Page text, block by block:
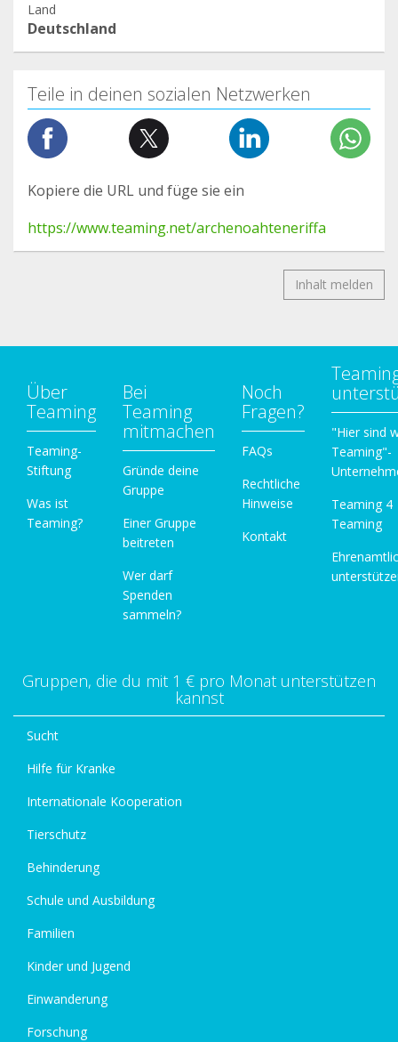
Land
Deutschland
Teile in deinen sozialen Netzwerken
Kopiere die URL und füge sie ein
https://www.teaming.net/archenoahteneriffa
Inhalt melden
Über
Teaming
Teaming-
Stiftung
Was ist
Teaming?
Bei
Teaming
mitmachen
Gründe deine
Gruppe
Einer Gruppe
beitreten
Wer darf
Spenden
sammeln?
Noch
Fragen?
FAQs
Rechtliche
Hinweise
Kontakt
"Hier sind
Teaming"-
Teaming 4
Teaming
Gruppen, die du mit 1 € pro Monat unterstützen
kannst
Sucht
Hilfe für Kranke
Internationale Kooperation
Tierschutz
Behinderung
Schule und Ausbildung
Familien
Kinder und Jugend
Einwanderung
Forschung